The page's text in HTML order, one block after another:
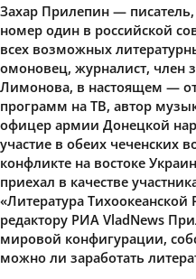
Захар Прилепин —
номер один в российской
всех возможных
омоновец, журналист, член
Лимонова, в настоящем —
программ на ТВ, автор
офицер армии Донецкой
участие в обеих чеченских
конфликте на востоке
приехал в качестве
«Литература
редактору РИА VladNews
мировой конфигурации,
можно ли заработать